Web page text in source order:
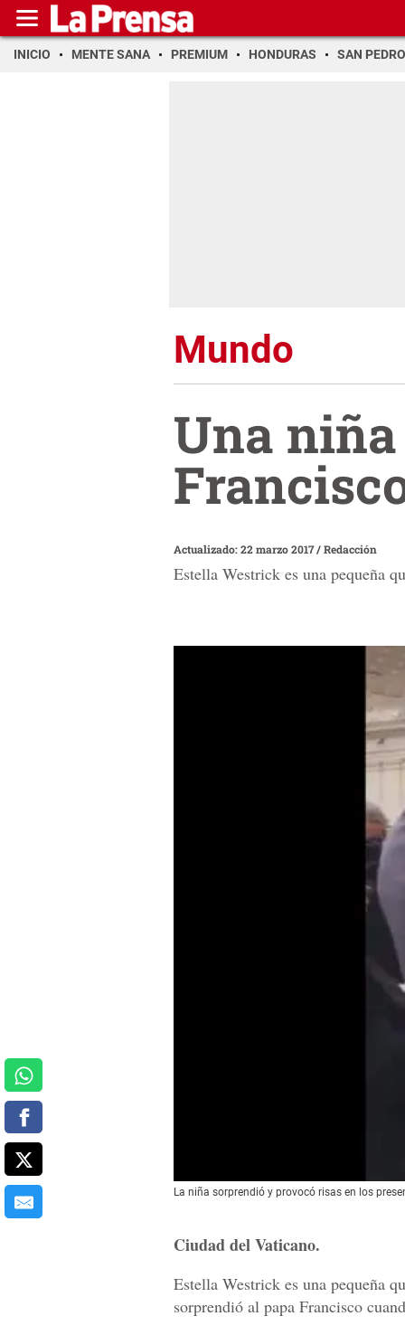
INICIO MENTE SANA PREMIUM HONDURAS SAN PEDRO
Mundo
Una
Actualizado: 22 marzo 2017/Redacción
Estella Westrick es una pequeña
La niña sorprendió y provocó risas en los
Ciudad del Vaticano.
Estella Westrick es una pequeña
sorprendió al papa Francisco